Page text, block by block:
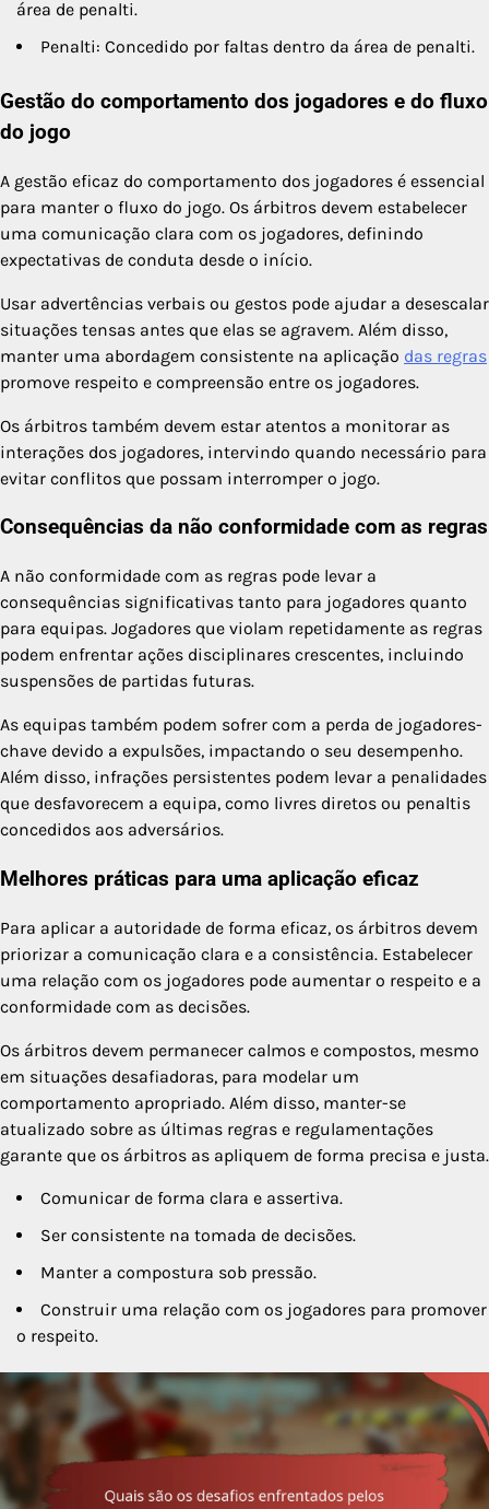
área de penalti.
Penalti: Concedido por faltas dentro da área de penalti.
Gestão do comportamento dos jogadores e do fluxo
do jogo
A gestão eficaz do comportamento dos jogadores é essencial
para manter o fluxo do jogo. Os árbitros devem estabelecer
uma comunicação clara com os jogadores, definindo
expectativas de conduta desde o início.
Usar advertências verbais ou gestos pode ajudar a desescalar
situações tensas antes que elas se agravem. Além disso,
manter uma abordagem consistente na aplicação das regras
promove respeito e compreensão entre os jogadores.
Os árbitros também devem estar atentos a monitorar as
interações dos jogadores, intervindo quando necessário para
evitar conflitos que possam interromper o jogo.
Consequências da não conformidade com as regras
A não conformidade com as regras pode levar a
consequências significativas tanto para jogadores quanto
para equipas. Jogadores que violam repetidamente as regras
podem enfrentar ações disciplinares crescentes, incluindo
suspensões de partidas futuras.
As equipas também podem sofrer com a perda de jogadores-
chave devido a expulsões, impactando o seu desempenho.
Além disso, infrações persistentes podem levar a penalidades
que desfavorecem a equipa, como livres diretos ou penaltis
concedidos aos adversários.
Melhores práticas para uma aplicação eficaz
Para aplicar a autoridade de forma eficaz, os árbitros devem
priorizar a comunicação clara e a consistência. Estabelecer
uma relação com os jogadores pode aumentar o respeito e a
conformidade com as decisões.
Os árbitros devem permanecer calmos e compostos, mesmo
em situações desafiadoras, para modelar um
comportamento apropriado. Além disso, manter-se
atualizado sobre as últimas regras e regulamentações
garante que os árbitros as apliquem de forma precisa e justa.
Comunicar de forma clara e assertiva.
Ser consistente na tomada de decisões.
Manter a compostura sob pressão.
Construir uma relação com os jogadores para promover
o respeito.